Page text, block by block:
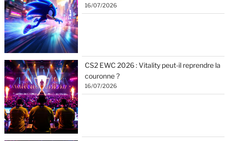
16/07/2026
CS2 EWC 2026 : Vitality peut-il reprendre la
couronne ?
16/07/2026